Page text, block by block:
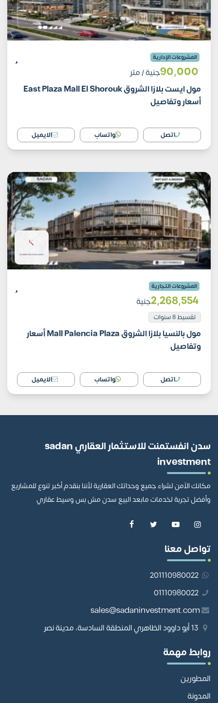
المشروعات الإدارية
90٬000جنية/ متر
مول ايست بلازا الشروق East Plaza Mall El Shorouk
أسعار وتفاصيل
اتصل واتساب الايميل
المشروعات التجارية
2٬268٬554جنية
تقسيط 8 سنوات
مول بالنسيا بلازا الشروق Mall Palencia Plaza أسعار
وتفاصيل
اتصل واتساب الايميل
سدن انفستمنت للاستثمار العقاري sadan
investment
مكانك الآمن لشراء جميع وحداتك العقارية لأننا بنقدم أكبر تنوع للمشاريع
وأفضل تجربة لخدمات مابعد البيع سدن مش بس وسيط عقاري
تواصل معنا
201110980022
01110980022
sales@sadaninvestment.com
روابط مهمة
المطورين
المدونة